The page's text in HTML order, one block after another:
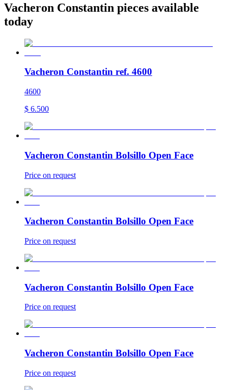
Vacheron Constantin pieces available
today
Vacheron Constantin ref. 4600
4600
$ 6.500
Vacheron Constantin Bolsillo Open Face
Price on request
Vacheron Constantin Bolsillo Open Face
Price on request
Vacheron Constantin Bolsillo Open Face
Price on request
Vacheron Constantin Bolsillo Open Face
Price on request